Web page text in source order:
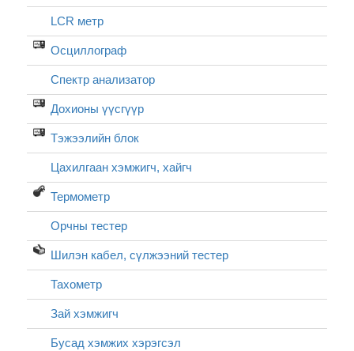
LCR метр
Осциллограф
Спектр анализатор
Дохионы үүсгүүр
Тэжээлийн блок
Цахилгаан хэмжигч, хайгч
Термометр
Орчны тестер
Шилэн кабел, cүлжээний тестер
Тахометр
Зай хэмжигч
Бусад хэмжих хэрэгсэл